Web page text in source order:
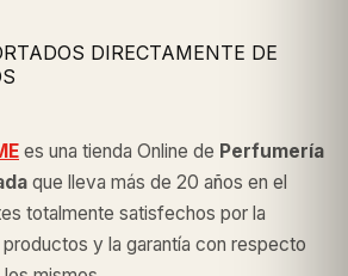
DIRECTAMENTE DE
es una tienda Online de Perfumería
que lleva más de 20 años en el
totalmente satisfechos por la
y la garantía con respecto